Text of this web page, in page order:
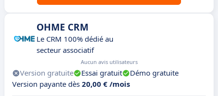
OHME CRM
Le CRM 100% dédié au
secteur associatif
Aucun avis utilisateurs
Version gratuite Essai gratuit
Démo gratuite
Version payante dès 20,00 € /mois